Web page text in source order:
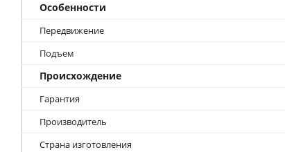
Особенности
Передвижение
Подъем
Происхождение
Гарантия
Производитель
Страна изготовления